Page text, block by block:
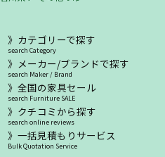
カテゴリーで探す
search Category
メーカー/ブランドで探す
search Maker / Brand
全国の家具セール
search Furniture SALE
クチコミから探す
search online reviews
一括見積もりサービス
Bulk Quotation Service